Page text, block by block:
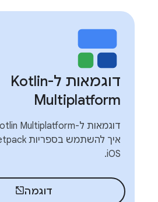
דוגמאות ל-Kotlin
Multiplatform
iOS.
דוגמה